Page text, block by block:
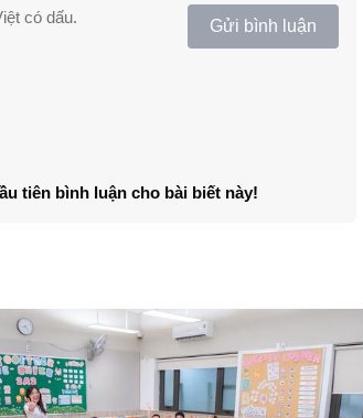
có dấu. Gửi bình luận
tiên bình luận cho bài biết này!